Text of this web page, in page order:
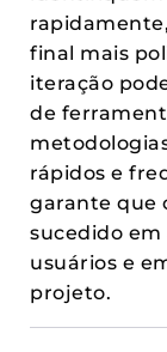
final mais
iteração
de
rápidos e
garante que
sucedido em
usuários e
projeto.